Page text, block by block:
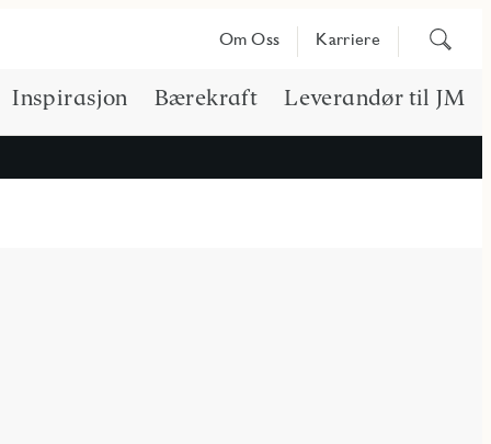
Om Oss Karriere
Søk
Inspirasjon Bærekraft Leverandør til JM